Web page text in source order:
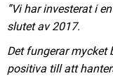
”Vi har investerat i
slutet av 2017.
Det fungerar mycket
positiva till att